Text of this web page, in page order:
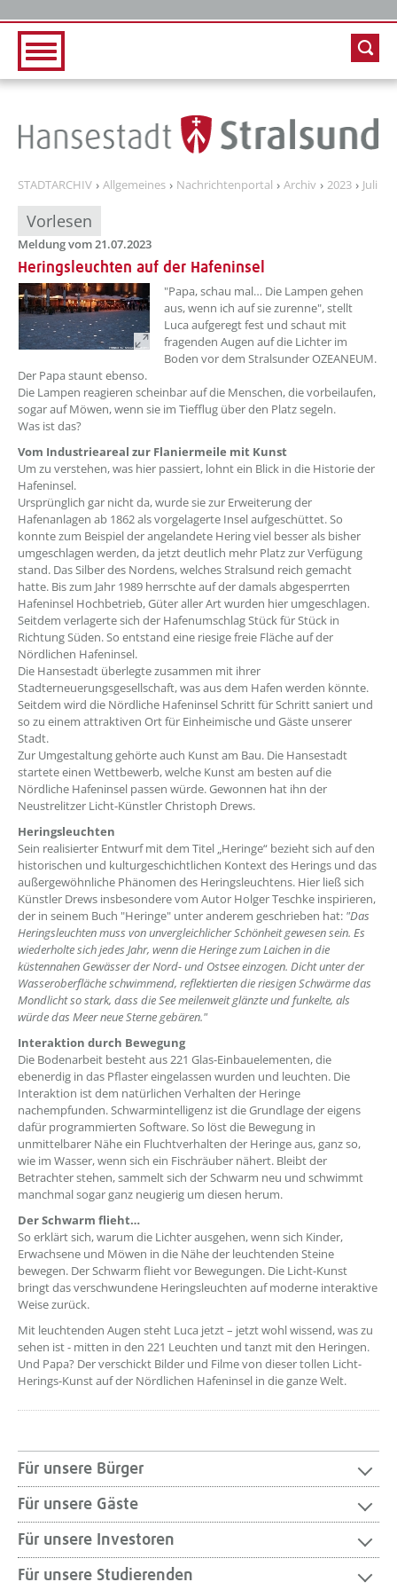
STADTARCHIV Allgemeines Nachrichtenportal Archiv 2023 Juli
Vorlesen
Meldung vom 21.07.2023
Heringsleuchten auf der Hafeninsel
??? absaetzeOben[1]/titel ???
"Papa, schau mal… Die Lampen gehen
aus, wenn ich auf sie zurenne", stellt
Luca aufgeregt fest und schaut mit
fragenden Augen auf die Lichter im
Boden vor dem Stralsunder OZEANEUM.
Der Papa staunt ebenso.
Die Lampen reagieren scheinbar auf die Menschen, die vorbeilaufen,
sogar auf Möwen, wenn sie im Tiefflug über den Platz segeln.
Was ist das?
Vom Industrieareal zur Flaniermeile mit Kunst
Um zu verstehen, was hier passiert, lohnt ein Blick in die Historie der
Hafeninsel.
Ursprünglich gar nicht da, wurde sie zur Erweiterung der
Hafenanlagen ab 1862 als vorgelagerte Insel aufgeschüttet. So
konnte zum Beispiel der angelandete Hering viel besser als bisher
umgeschlagen werden, da jetzt deutlich mehr Platz zur Verfügung
stand. Das Silber des Nordens, welches Stralsund reich gemacht
hatte. Bis zum Jahr 1989 herrschte auf der damals abgesperrten
Hafeninsel Hochbetrieb, Güter aller Art wurden hier umgeschlagen.
Seitdem verlagerte sich der Hafenumschlag Stück für Stück in
Richtung Süden. So entstand eine riesige freie Fläche auf der
Nördlichen Hafeninsel.
Die Hansestadt überlegte zusammen mit ihrer
Stadterneuerungsgesellschaft, was aus dem Hafen werden könnte.
Seitdem wird die Nördliche Hafeninsel Schritt für Schritt saniert und
so zu einem attraktiven Ort für Einheimische und Gäste unserer
Stadt.
Zur Umgestaltung gehörte auch Kunst am Bau. Die Hansestadt
startete einen Wettbewerb, welche Kunst am besten auf die
Nördliche Hafeninsel passen würde. Gewonnen hat ihn der
Neustrelitzer Licht-Künstler Christoph Drews.
Heringsleuchten
Sein realisierter Entwurf mit dem Titel „Heringe“ bezieht sich auf den
historischen und kulturgeschichtlichen Kontext des Herings und das
außergewöhnliche Phänomen des Heringsleuchtens. Hier ließ sich
Künstler Drews insbesondere vom Autor Holger Teschke inspirieren,
der in seinem Buch "Heringe" unter anderem geschrieben hat: "Das
Heringsleuchten muss von unvergleichlicher Schönheit gewesen sein. Es
wiederholte sich jedes Jahr, wenn die Heringe zum Laichen in die
küstennahen Gewässer der Nord- und Ostsee einzogen. Dicht unter der
Wasseroberfläche schwimmend, reflektierten die riesigen Schwärme das
Mondlicht so stark, dass die See meilenweit glänzte und funkelte, als
würde das Meer neue Sterne gebären."
Interaktion durch Bewegung
Die Bodenarbeit besteht aus 221 Glas-Einbauelementen, die
ebenerdig in das Pflaster eingelassen wurden und leuchten. Die
Interaktion ist dem natürlichen Verhalten der Heringe
nachempfunden. Schwarmintelligenz ist die Grundlage der eigens
dafür programmierten Software. So löst die Bewegung in
unmittelbarer Nähe ein Fluchtverhalten der Heringe aus, ganz so,
wie im Wasser, wenn sich ein Fischräuber nähert. Bleibt der
Betrachter stehen, sammelt sich der Schwarm neu und schwimmt
manchmal sogar ganz neugierig um diesen herum.
Der Schwarm flieht…
So erklärt sich, warum die Lichter ausgehen, wenn sich Kinder,
Erwachsene und Möwen in die Nähe der leuchtenden Steine
bewegen. Der Schwarm flieht vor Bewegungen. Die Licht-Kunst
bringt das verschwundene Heringsleuchten auf moderne interaktive
Weise zurück.
Mit leuchtenden Augen steht Luca jetzt – jetzt wohl wissend, was zu
sehen ist - mitten in den 221 Leuchten und tanzt mit den Heringen.
Und Papa? Der verschickt Bilder und Filme von dieser tollen Licht-
Herings-Kunst auf der Nördlichen Hafeninsel in die ganze Welt.
Für unsere Bürger
Für unsere Gäste
Für unsere Investoren
Für unsere Studierenden